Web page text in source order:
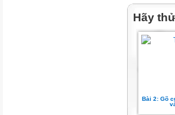
I.
TRẢI
CÙNG
Hãy
Bài 2: Gõ